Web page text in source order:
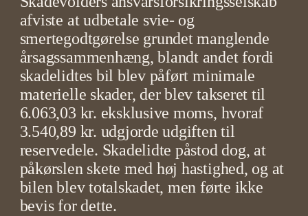
afviste at udbetale svie- og
smertegodtgørelse grundet manglende
årsagssammenhæng, blandt andet fordi
skadelidtes bil blev påført minimale
materielle skader, der blev takseret til
6.063,03 kr. eksklusive moms, hvoraf
3.540,89 kr. udgjorde udgiften til
reservedele. Skadelidte påstod dog, at
påkørslen skete med høj hastighed, og at
bilen blev totalskadet, men førte ikke
bevis for dette.